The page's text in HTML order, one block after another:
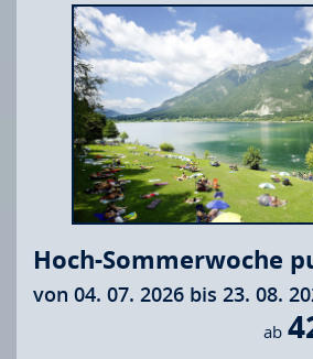
Hoch-Sommerwoche
von 04. 07. 2026 bis 23. 08.
ab